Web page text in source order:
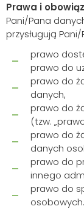
Prawa i
Pani/Pana
przysługują
prawo
prawo do
prawo do
danych,
prawo do
(tzw.
prawo do
danych
prawo do
innego
prawo do
osobowych.